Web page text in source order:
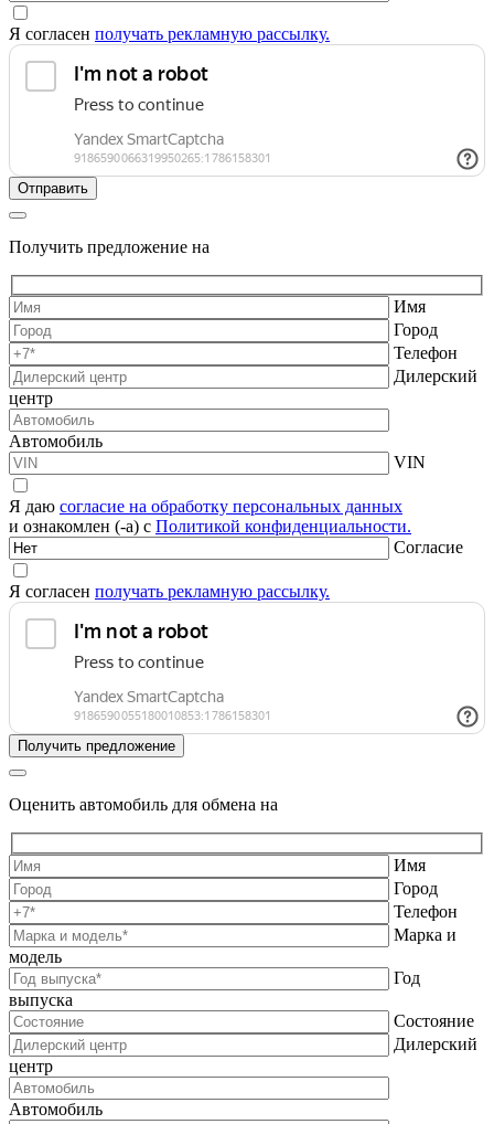
Я согласен получать рекламную рассылку.
Получить предложение на
Имя
Город
Телефон
Дилерский
центр
Автомобиль
VIN
Я даю согласие на обработку персональных данных
и ознакомлен (-а) с Политикой конфиденциальности.
Согласие
Я согласен получать рекламную рассылку.
Оценить автомобиль для обмена на
Имя
Город
Телефон
Марка и
модель
Год
выпуска
Состояние
Дилерский
центр
Автомобиль